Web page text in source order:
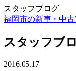
スタッフブログ
福岡市の新車・中
スタッフブ
2016.05.17